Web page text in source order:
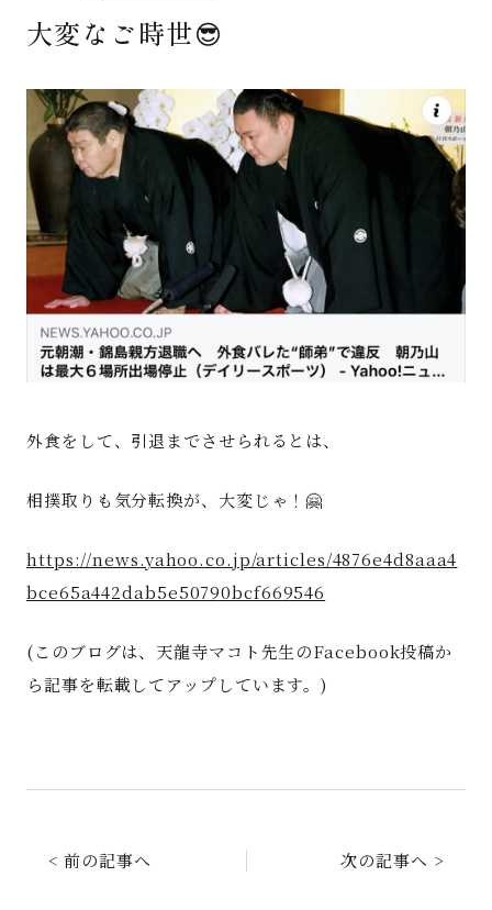
映像庫
著書
Godo AIAとは
お知らせ
特定商取引法に基づく表記
大変なご時世😎
外食をして、引退までさせられるとは、
相撲取りも気分転換が、大変じゃ！🤗
https://news.yahoo.co.jp/articles/4876e4d8aaa4
bce65a442dab5e50790bcf669546
(このブログは、天龍寺マコト先生のFacebook投稿か
ら記事を転載してアップしています。)
< 前の記事へ 次の記事へ >